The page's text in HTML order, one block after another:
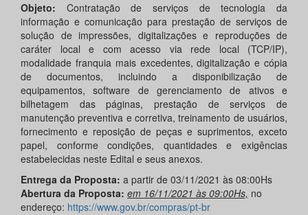
Objeto: Contratação de serviços de tecnologia da
informação e comunicação para prestação de serviços de
solução de impressões, digitalizações e reproduções de
caráter local e com acesso via rede local (TCP/IP),
modalidade franquia mais excedentes, digitalização e cópia
de documentos, incluindo a disponibilização de
equipamentos, software de gerenciamento de ativos e
bilhetagem das páginas, prestação de serviços de
manutenção preventiva e corretiva, treinamento de usuários,
fornecimento e reposição de peças e suprimentos, exceto
papel, conforme condições, quantidades e exigências
estabelecidas neste Edital e seus anexos.
Entrega da Proposta: a partir de 03/11/2021 às 08:00Hs
Abertura da Proposta: em 16/11/2021 às 09:00Hs, no
endereço: https://www.gov.br/compras/pt-br